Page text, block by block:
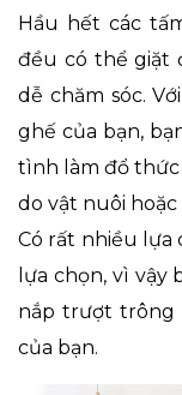
Hầu hết các
đều có thể giặt
dễ chăm sóc.
ghế của bạn,
tình làm đổ thức
do vật nuôi hoặc
Có rất nhiều lựa
lựa chọn, vì
nắp trượt trông
của bạn.